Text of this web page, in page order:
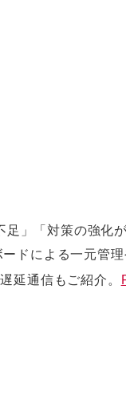
」「対策の強化
ドによる一元管
延通信もご紹介。